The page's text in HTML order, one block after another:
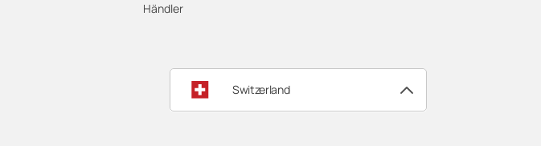
Händler
Switzerland